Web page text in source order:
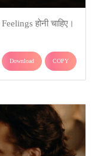
होनी चाहिए।
Download COPY